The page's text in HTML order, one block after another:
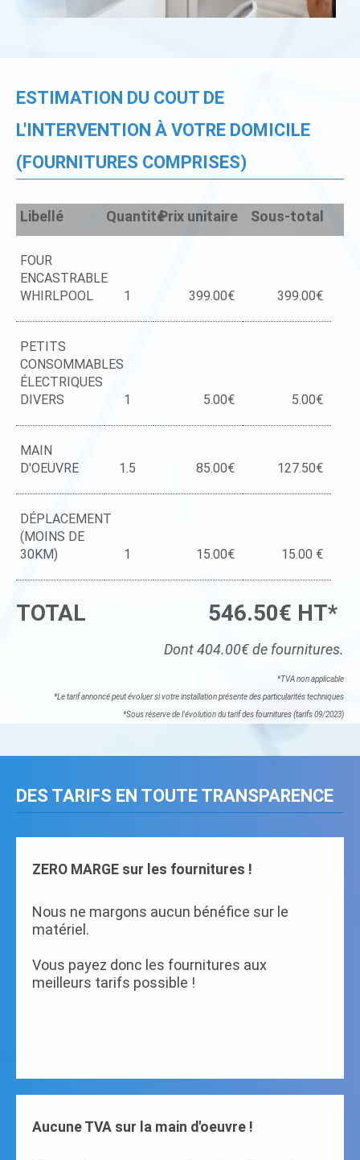
ESTIMATION DU COUT DE
L'INTERVENTION À VOTRE DOMICILE
(FOURNITURES COMPRISES)
Libellé QuantitéPrix unitaire Sous-total
FOUR
ENCASTRABLE
WHIRLPOOL
1 399.00€ 399.00€
PETITS
CONSOMMABLES
ÉLECTRIQUES
DIVERS
1 5.00€ 5.00€
MAIN
D'OEUVRE
1.5 85.00€ 127.50€
DÉPLACEMENT
(MOINS DE
30KM)
1 15.00€ 15.00 €
TOTAL 546.50€ HT*
Dont 404.00€ de fournitures.
*TVA non applicable
*Le tarif annoncé peut évoluer si votre installation présente des particularités techniques
*Sous réserve de l'évolution du tarif des fournitures (tarifs 09/2023)
DES TARIFS EN TOUTE TRANSPARENCE
ZERO MARGE sur les fournitures !
Nous ne margons aucun bénéfice sur le
matériel.
Vous payez donc les fournitures aux
meilleurs tarifs possible !
Aucune TVA sur la main d'oeuvre !